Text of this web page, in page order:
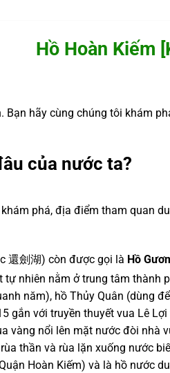
Hồ Hoàn Kiếm
Bạn hãy cùng chúng tôi khám
của nước ta?
phá, địa điểm tham quan
還劍湖) còn được gọi là Hồ
tự nhiên nằm ở trung tâm thành
năm), hồ Thủy Quân (dùng
gắn với truyền thuyết vua Lê
vàng nổi lên mặt nước đòi
thần và rùa lặn xuống nước
Hoàn Kiếm) và là hồ nước